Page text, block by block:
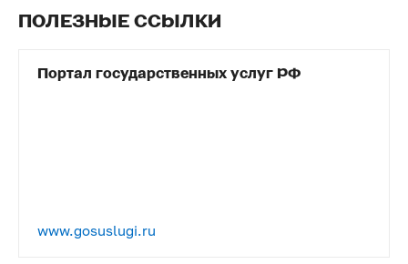
ПОЛЕЗНЫЕ ССЫЛКИ
Портал государственных услуг РФ
www.gosuslugi.ru